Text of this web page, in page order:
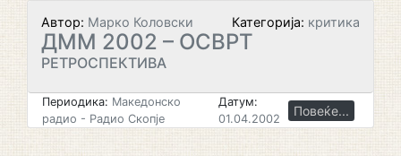
Автор: Марко Коловски Категорија: критика
ДММ 2002 – ОСВРТ
РЕТРОСПЕКТИВА
Периодика: Македонско
радио - Радио Скопје
Датум:
01.04.2002
Повеќе...